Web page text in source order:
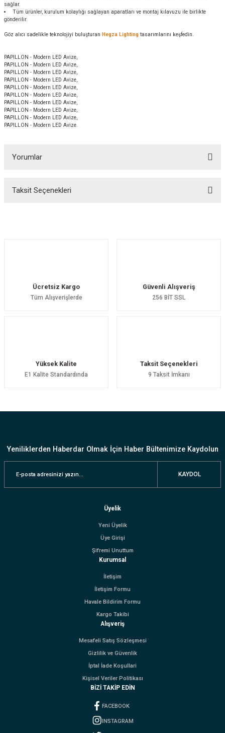
sağlar.
Tüm ürünler, kurulum kolaylığı sağlayan aparatları ve montaj kılavuzu ile birlikte
gönderilir.
Göz alıcı sadelikle teknolojiyi buluşturan Hegza Lighting tasarımlarını keşfedin.
PAPILLON - Modern LED Avize,
PAPILLON - Modern LED Avize,
PAPILLON - Modern LED Avize,
PAPILLON - Modern LED Avize,
PAPILLON - Modern LED Avize,
PAPILLON - Modern LED Avize,
PAPILLON - Modern LED Avize,
PAPILLON - Modern LED Avize,
PAPILLON - Modern LED Avize,
PAPILLON - Modern LED Avize.
Yorumlar
Taksit Seçenekleri
Ücretsiz Kargo
Tüm Alışverişlerde
Güvenli Alışveriş
256 BİT SSL
Yüksek Kalite
E1 Kalite Standardında
Taksit Seçenekleri
9 Taksit İmkanı
Yeniliklerden Haberdar Olmak İçin Haber Bültenimize Kaydolun
KAYDOL
Üyelik
Yeni Üyelik
Üye Girişi
Şifremi Unuttum
Kurumsal
İletişim
İletişim Formu
Havale Bildirim Formu
Kargo Takibi
Alışveriş
Mesafeli Satış Sözleşmesi
Gizlilik ve Güvenlik
İptal İade Koşullari
Kişisel Veriler Politikası
BİZİ TAKİP EDİN
FACEBOOK
INSTAGRAM